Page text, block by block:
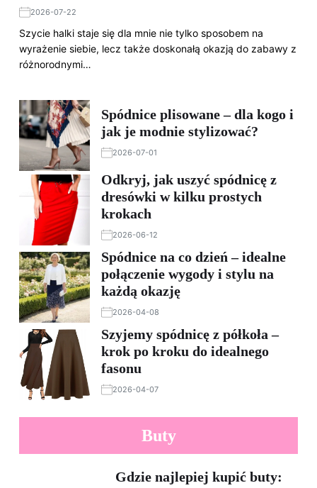
2026-07-22
Szycie halki staje się dla mnie nie tylko sposobem na
wyrażenie siebie, lecz także doskonałą okazją do zabawy z
różnorodnymi…
Spódnice plisowane – dla kogo i
jak je modnie stylizować?
2026-07-01
Odkryj, jak uszyć spódnicę z
dresówki w kilku prostych
krokach
2026-06-12
Spódnice na co dzień – idealne
połączenie wygody i stylu na
każdą okazję
2026-04-08
Szyjemy spódnicę z półkoła –
krok po kroku do idealnego
fasonu
2026-04-07
Buty
Gdzie najlepiej kupić buty: